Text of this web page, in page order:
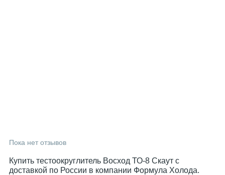
Пока нет отзывов
Купить тестоокруглитель Восход ТО-8 Скаут с
доставкой по России в компании Формула Холода.